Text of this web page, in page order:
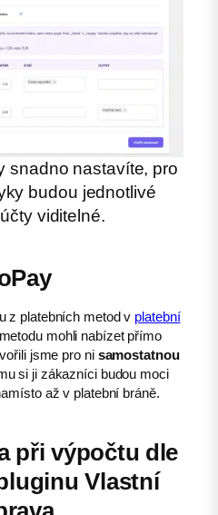
snadno nastavíte, pro
budou jednotlivé
viditelné.
z platebních metod v platební
mohli nabízet přímo
jsme pro ni samostatnou
si ji zákazníci budou moci
až v platební bráně.
při výpočtu dle
Vlastní